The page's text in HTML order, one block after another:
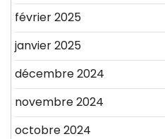
février 2025
janvier 2025
décembre 2024
novembre 2024
octobre 2024